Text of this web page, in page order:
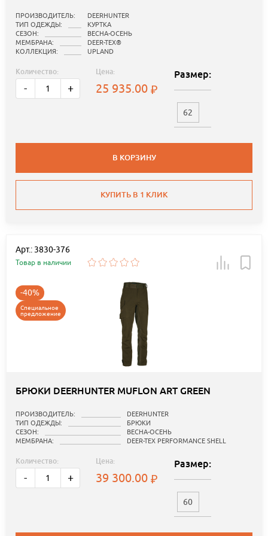
ПРОИЗВОДИТЕЛЬ:
DEERHUNTER
ТИП ОДЕЖДЫ:
КУРТКА
СЕЗОН:
ВЕСНА-ОСЕНЬ
МЕМБРАНА:
DEER-TEX®
КОЛЛЕКЦИЯ:
UPLAND
Количество:
- +
Цена:
25 935.00
Размер:
62
В КОРЗИНУ
КУПИТЬ В 1 КЛИК
Арт.: 3830-376
Товар в наличии
-40%
Специальное
предложение
БРЮКИ DEERHUNTER MUFLON ART GREEN
ПРОИЗВОДИТЕЛЬ:
DEERHUNTER
ТИП ОДЕЖДЫ:
БРЮКИ
СЕЗОН:
ВЕСНА-ОСЕНЬ
МЕМБРАНА:
DEER-TEX PERFORMANCE SHELL
Количество:
- +
Цена:
39 300.00
Размер:
60